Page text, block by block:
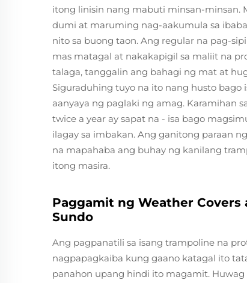
itong linisin nang mabuti minsan-minsan.
dumi at maruming nag-aakumula sa
nito sa buong taon. Ang regular na pag-
mas matagal at nakakapigil sa maliit na
talaga, tanggalin ang bahagi ng mat at
Siguraduhing tuyo na ito nang husto
aanyaya ng paglaki ng amag. Karamihan
twice a year ay sapat na - isa bago
ilagay sa imbakan. Ang ganitong paraan
na mapahaba ang buhay ng kanilang
itong masira.
Paggamit ng Weather
Sundo
Ang pagpanatili sa isang trampoline na
nagpapagkaiba kung gaano katagal ito
panahon upang hindi ito magamit.